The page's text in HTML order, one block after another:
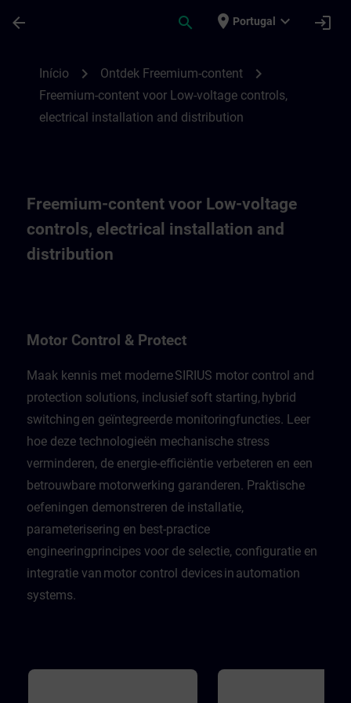
arrow_back search place Portugal expand_more login
Início chevron_right Ontdek Freemium-content chevron_right
Freemium-content voor Low-voltage controls,
electrical installation and distribution
Freemium-content voor Low-voltage
controls, electrical installation and
distribution
Motor Control & Protect
Maak kennis met moderne SIRIUS motor control and
protection solutions, inclusief soft starting, hybrid
switching en geïntegreerde monitoringfuncties. Leer
hoe deze technologieën mechanische stress
verminderen, de energie-efficiëntie verbeteren en een
betrouwbare motorwerking garanderen. Praktische
oefeningen demonstreren de installatie,
parameterisering en best-practice
engineeringprincipes voor de selectie, configuratie en
integratie van motor control devices in automation
systems.